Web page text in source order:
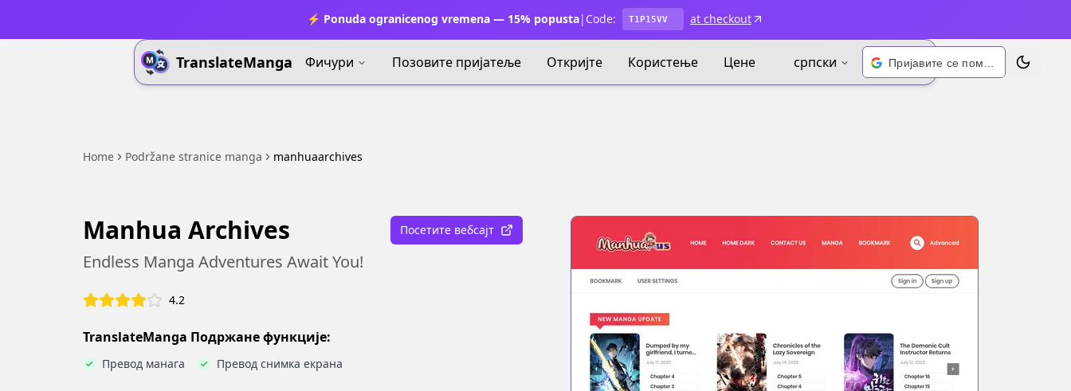
⚡ Ponuda ogranicenog vremena — 15% popusta| Code: T1P15VV at checkout
TranslateManga Фичури Позовите пријатеље Откријте Користење Цене српски Промени
Home Podržane stranice manga manhuaarchives
Manhua Archives Посетите вебсајт
Endless Manga Adventures Await You!
4.2
TranslateManga Подржане функције:
Превод манага Превод снимка екрана